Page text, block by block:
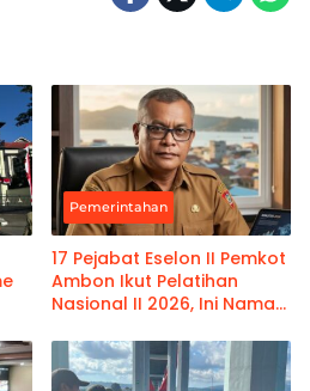
Pemerintahan
17 Pejabat Eselon II Pemkot
Ambon Ikut Pelatihan
Nasional II 2026, Ini Nama-